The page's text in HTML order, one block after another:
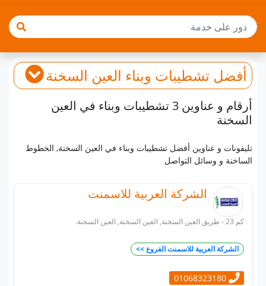
أفضل تشطيبات وبناء العين السخنة
أرقام و عناوين 3 تشطيبات وبناء في العين
السخنة
تليفونات و عناوين أفضل تشطيبات وبناء في العين السخنة, الخطوط
الساخنة و وسائل التواصل
الشركة العربية للاسمنت
كم 23 - طريق العين السخنة, العين السخنة, العين السخنة.
الشركة العربية للاسمنت الفروع >>
01068323180